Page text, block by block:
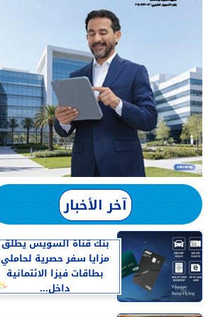
آخر الأخبار
بنك قناة السويس يطلق
مزايا سفر حصرية لحاملي
بطاقات فيزا الائتمانية
داخل...